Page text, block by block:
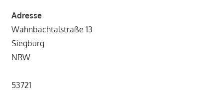
Adresse
Wahnbachtalstraße 13
Siegburg
NRW
53721